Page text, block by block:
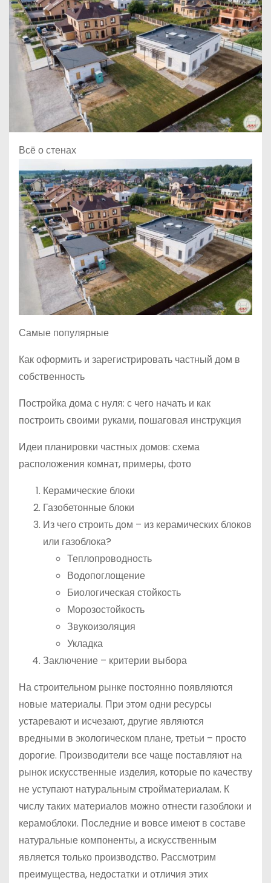
Всё о стенах
Самые популярные
Как оформить и зарегистрировать частный дом в
собственность
Постройка дома с нуля: с чего начать и как
построить своими руками, пошаговая инструкция
Идеи планировки частных домов: схема
расположения комнат, примеры, фото
Керамические блоки
Газобетонные блоки
Из чего строить дом – из керамических блоков
или газоблока?
Теплопроводность
Водопоглощение
Биологическая стойкость
Морозостойкость
Звукоизоляция
Укладка
Заключение – критерии выбора
На строительном рынке постоянно появляются
новые материалы. При этом одни ресурсы
устаревают и исчезают, другие являются
вредными в экологическом плане, третьи – просто
дорогие. Производители все чаще поставляют на
рынок искусственные изделия, которые по качеству
не уступают натуральным стройматериалам. К
числу таких материалов можно отнести газоблоки и
керамоблоки. Последние и вовсе имеют в составе
натуральные компоненты, а искусственным
является только производство. Рассмотрим
преимущества, недостатки и отличия этих